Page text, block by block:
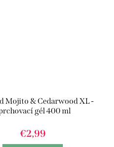
Mojito & Cedarwood XL -
gél 400 ml
€2,99